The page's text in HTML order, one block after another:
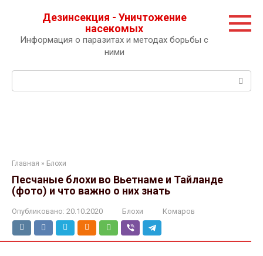
Дезинсекция - Уничтожение
насекомых
Информация о паразитах и методах борьбы с
ними
Главная » Блохи
Песчаные блохи во Вьетнаме и Тайланде
(фото) и что важно о них знать
Опубликовано: 20.10.2020 Блохи Комаров